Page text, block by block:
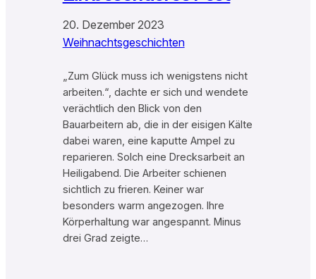
20. Dezember 2023
Weihnachtsgeschichten
„Zum Glück muss ich wenigstens nicht
arbeiten.“, dachte er sich und wendete
verächtlich den Blick von den
Bauarbeitern ab, die in der eisigen Kälte
dabei waren, eine kaputte Ampel zu
reparieren. Solch eine Drecksarbeit an
Heiligabend. Die Arbeiter schienen
sichtlich zu frieren. Keiner war
besonders warm angezogen. Ihre
Körperhaltung war angespannt. Minus
drei Grad zeigte…